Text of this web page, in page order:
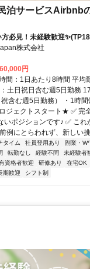
泊サービスAirbnb
必見！未経験歓迎
株式会社
円
間：1日あたり8時間 平均
土日祝日含む週5日勤務
含む週5日勤務） ・1時
ジェクトスタート★ ✅ 完
いポジションです♪ ✅ こ
例にとらわれず、新しい
タイム 社員登用あり
副業・W
転勤なし 経験不問 未経験者
資格者歓迎 研修あり 在宅OK
期歓迎 シフト制